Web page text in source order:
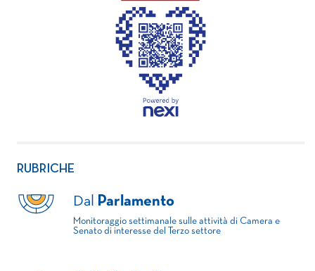
RUBRICHE
Dal Parlamento
Monitoraggio settimanale sulle attività di Camera e
Senato di interesse del Terzo settore